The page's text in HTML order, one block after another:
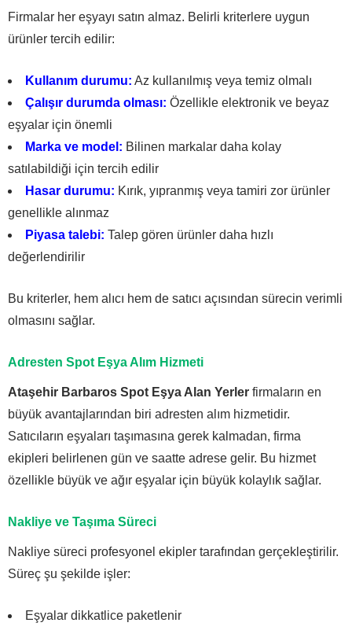
Firmalar her eşyayı satın almaz. Belirli kriterlere uygun
ürünler tercih edilir:
Kullanım durumu: Az kullanılmış veya temiz olmalı
Çalışır durumda olması: Özellikle elektronik ve beyaz
eşyalar için önemli
Marka ve model: Bilinen markalar daha kolay
satılabildiği için tercih edilir
Hasar durumu: Kırık, yıpranmış veya tamiri zor ürünler
genellikle alınmaz
Piyasa talebi: Talep gören ürünler daha hızlı
değerlendirilir
Bu kriterler, hem alıcı hem de satıcı açısından sürecin verimli
olmasını sağlar.
Adresten Spot Eşya Alım Hizmeti
Ataşehir Barbaros Spot Eşya Alan Yerler firmaların en
büyük avantajlarından biri adresten alım hizmetidir.
Satıcıların eşyaları taşımasına gerek kalmadan, firma
ekipleri belirlenen gün ve saatte adrese gelir. Bu hizmet
özellikle büyük ve ağır eşyalar için büyük kolaylık sağlar.
Nakliye ve Taşıma Süreci
Nakliye süreci profesyonel ekipler tarafından gerçekleştirilir.
Süreç şu şekilde işler:
Eşyalar dikkatlice paketlenir